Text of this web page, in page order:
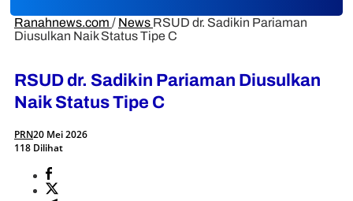
Ranahnews.com / News RSUD dr. Sadikin Pariaman
Diusulkan Naik Status Tipe C
RSUD dr. Sadikin Pariaman Diusulkan
Naik Status Tipe C
PRN20 Mei 2026
118 Dilihat